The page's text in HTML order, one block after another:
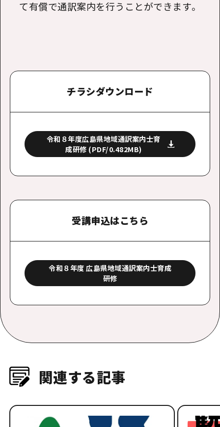
て有償で通訳案内を行うことができます。
チラシダウンロード
令和８年度広島県地域通訳案内士育
成研修 (PDF/0.482MB)
受講申込はこちら
令和８年度 広島県地域通訳案内士育成
研修
関連する記事